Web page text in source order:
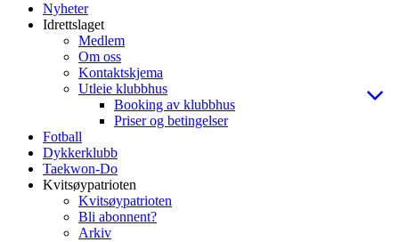
Nyheter
Idrettslaget
Medlem
Om oss
Kontaktskjema
Utleie klubbhus
Booking av klubbhus
Priser og betingelser
Fotball
Dykkerklubb
Taekwon-Do
Kvitsøypatrioten
Kvitsøypatrioten
Bli abonnent?
Arkiv